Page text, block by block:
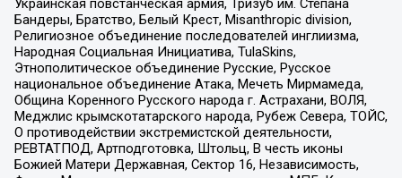
Украинская повстанческая армия, Тризуб им. Степана
Бандеры, Братство, Белый Крест, Misanthropic division,
Религиозное объединение последователей инглиизма,
Народная Социальная Инициатива, TulaSkins,
Этнополитическое объединение Русские, Русское
национальное объединение Атака, Мечеть Мирмамеда,
Община Коренного Русского народа г. Астрахани, ВОЛЯ,
Меджлис крымскотатарского народа, Рубеж Севера, ТОЙС,
О противодействии экстремистской деятельности,
РЕВТАТПОД, Артподготовка, Штольц, В честь иконы
Божией Матери Державная, Сектор 16, Независимость,